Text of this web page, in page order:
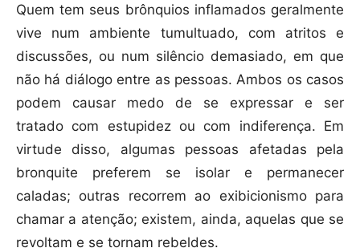
Quem tem seus brônquios inflamados geralmente
vive num ambiente tumultuado, com atritos e
discussões, ou num silêncio demasiado, em que
não há diálogo entre as pessoas. Ambos os casos
podem causar medo de se expressar e ser
tratado com estupidez ou com indiferença. Em
virtude disso, algumas pessoas afetadas pela
bronquite preferem se isolar e permanecer
caladas; outras recorrem ao exibicionismo para
chamar a atenção; existem, ainda, aquelas que se
revoltam e se tornam rebeldes.